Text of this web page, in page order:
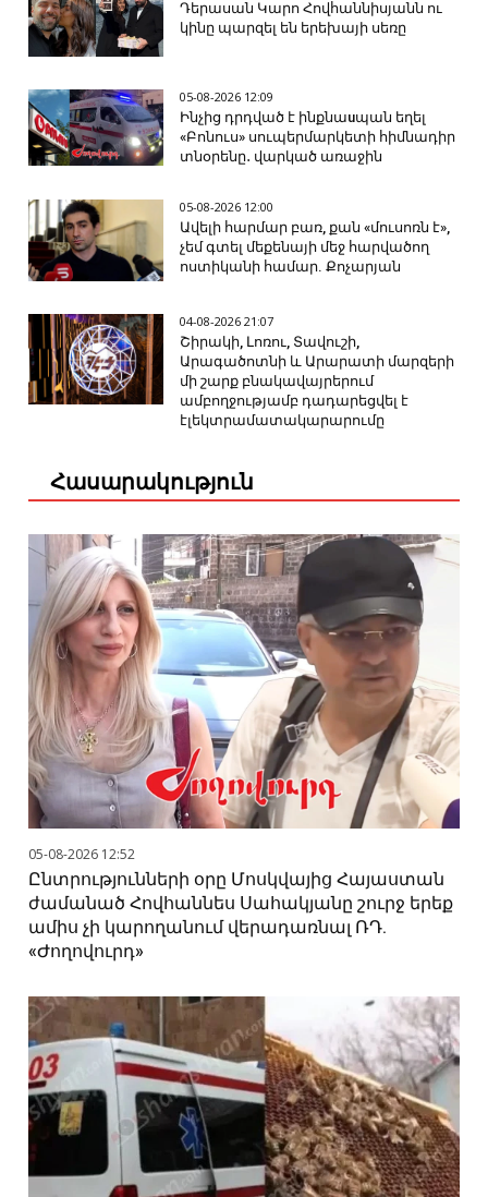
Դերասան Կարո Հովհաննիսյանն ու
կինը պարզել են երեխայի սեռը
05-08-2026 12:09
Ինչից դրդված է ինքնաuպան եղել
«Բոնուս» սուպերմարկետի հիմնադիր
տնօրենը․ վարկած առաջին
05-08-2026 12:00
Ավելի հարմար բառ, քան «մուսոռն է»,
չեմ գտել մեքենայի մեջ հարվածող
ոստիկանի համար. Քոչարյան
04-08-2026 21:07
Շիրակի, Լոռու, Տավուշի,
Արագածոտնի և Արարատի մարզերի
մի շարք բնակավայրերում
ամբողջությամբ դադարեցվել է
էլեկտրամատակարարումը
Հասարակություն
05-08-2026 12:52
Ընտրությունների օրը Մոսկվայից Հայաստան
ժամանած Հովհաննես Սահակյանը շուրջ երեք
ամիս չի կարողանում վերադառնալ ՌԴ.
«Ժողովուրդ»